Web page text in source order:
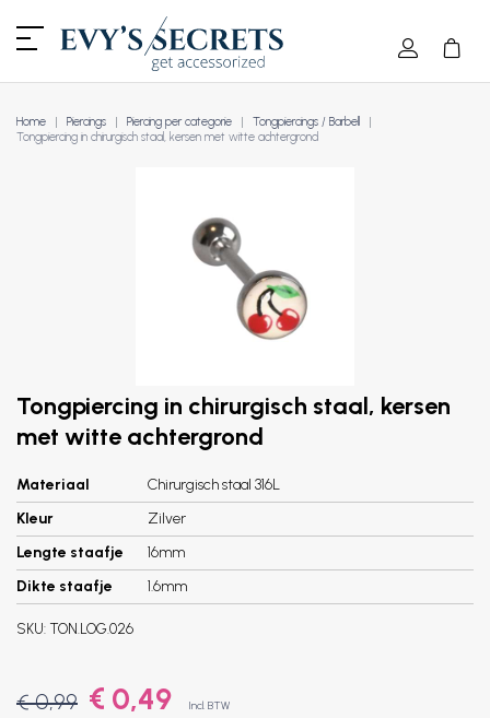
Home Piercings Piercing per categorie
Tongpiercings / Barbell
Tongpiercing in chirurgisch staal, kersen met witte achtergrond
Tongpiercing in chirurgisch staal, kersen
met witte achtergrond
Materiaal
Chirurgisch staal 316L
Kleur
Zilver
Lengte staafje
16mm
Dikte staafje
1.6mm
SKU: TON.LOG.026
€ 0,99 € 0,49 Incl. BTW